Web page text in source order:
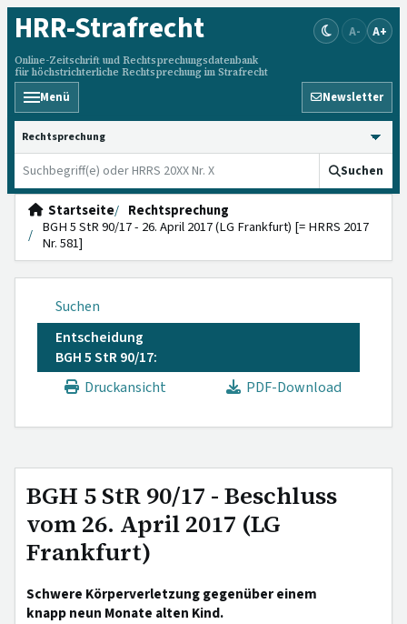
HRR-Strafrecht
Online-Zeitschrift und Rechtsprechungsdatenbank
für höchstrichterliche Rechtsprechung im Strafrecht
A- A+
Menü Newsletter
HRRS durchsuchen
Suchen
Startseite
Rechtsprechung
BGH 5 StR 90/17 - 26. April 2017 (LG Frankfurt) [= HRRS 2017
Nr. 581]
Suchen
Entscheidung
BGH 5 StR 90/17:
Druckansicht
PDF-Download
BGH 5 StR 90/17 - Beschluss
vom 26. April 2017 (LG
Frankfurt)
Schwere Körperverletzung gegenüber einem
knapp neun Monate alten Kind.